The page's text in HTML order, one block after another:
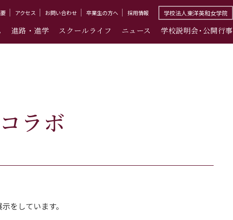
進路・進学 スクールライフ ニュース 学校説明会･公開行事
アクセス お問い合わせ 卒業生の方へ 採用情報 学校法人東洋英和女学院
ラボ
をしています。